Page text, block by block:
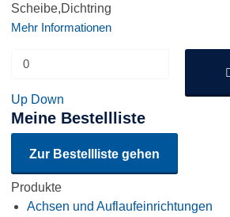
Scheibe,Dichtring
Mehr Informationen
Up Down
Meine Bestellliste
Zur Bestellliste gehen
Produkte
Achsen und Auflaufeinrichtungen